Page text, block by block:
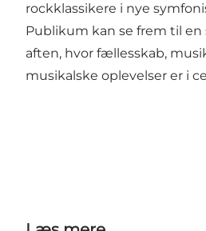
rockklassikere i nye
Publikum kan se frem til
aften, hvor fællesskab,
musikalske oplevelser er i